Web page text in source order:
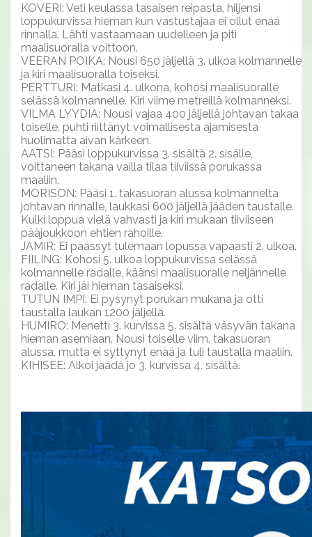
KOVERI: Veti keulassa tasaisen reipasta, hiljensi
loppukurvissa hieman kun vastustajaa ei ollut enää
rinnalla. Lähti vastaamaan uudelleen ja piti
maalisuoralla voittoon.
VEERAN POIKA: Nousi 650 jäljellä 3. ulkoa kolmannelle
ja kiri maalisuoralla toiseksi.
PERTTURI: Matkasi 4. ulkona, kohosi maalisuoralle
selässä kolmannelle. Kiri viime metreillä kolmanneksi.
VILMA LYYDIA: Nousi vajaa 400 jäljellä johtavan takaa
toiselle, puhti riittänyt voimallisesta ajamisesta
huolimatta aivan kärkeen.
AATSI: Pääsi loppukurvissa 3. sisältä 2. sisälle,
voittaneen takana vailla tilaa tiiviissä porukassa
maaliin.
MORISON: Pääsi 1. takasuoran alussa kolmannelta
johtavan rinnalle, laukkasi 600 jäljellä jääden taustalle.
Kulki loppua vielä vahvasti ja kiri mukaan tiiviiseen
pääjoukkoon ehtien rahoille.
JAMIR: Ei päässyt tulemaan lopussa vapaasti 2. ulkoa.
FIILING: Kohosi 5. ulkoa loppukurvissa selässä
kolmannelle radalle, käänsi maalisuoralle neljännelle
radalle. Kiri jäi hieman tasaiseksi.
TUTUN IMPI: Ei pysynyt porukan mukana ja otti
taustalla laukan 1200 jäljellä.
HUMIRO: Menetti 3. kurvissa 5. sisältä väsyvän takana
hieman asemiaan. Nousi toiselle viim. takasuoran
alussa, mutta ei syttynyt enää ja tuli taustalla maaliin.
KIHISEE: Alkoi jäädä jo 3. kurvissa 4. sisältä.